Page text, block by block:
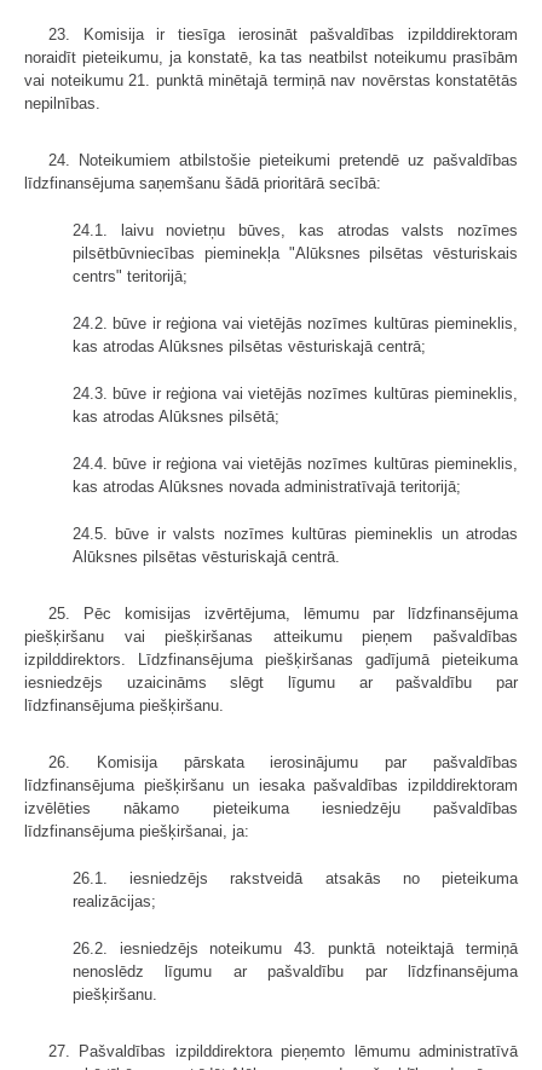
23. Komisija ir tiesīga ierosināt pašvaldības izpilddirektoram
noraidīt pieteikumu, ja konstatē, ka tas neatbilst noteikumu prasībām
vai noteikumu 21. punktā minētajā termiņā nav novērstas konstatētās
nepilnības.
24. Noteikumiem atbilstošie pieteikumi pretendē uz pašvaldības
līdzfinansējuma saņemšanu šādā prioritārā secībā:
24.1. laivu novietņu būves, kas atrodas valsts nozīmes
pilsētbūvniecības pieminekļa "Alūksnes pilsētas vēsturiskais
centrs" teritorijā;
24.2. būve ir reģiona vai vietējās nozīmes kultūras piemineklis,
kas atrodas Alūksnes pilsētas vēsturiskajā centrā;
24.3. būve ir reģiona vai vietējās nozīmes kultūras piemineklis,
kas atrodas Alūksnes pilsētā;
24.4. būve ir reģiona vai vietējās nozīmes kultūras piemineklis,
kas atrodas Alūksnes novada administratīvajā teritorijā;
24.5. būve ir valsts nozīmes kultūras piemineklis un atrodas
Alūksnes pilsētas vēsturiskajā centrā.
25. Pēc komisijas izvērtējuma, lēmumu par līdzfinansējuma
piešķiršanu vai piešķiršanas atteikumu pieņem pašvaldības
izpilddirektors. Līdzfinansējuma piešķiršanas gadījumā pieteikuma
iesniedzējs uzaicināms slēgt līgumu ar pašvaldību par
līdzfinansējuma piešķiršanu.
26. Komisija pārskata ierosinājumu par pašvaldības
līdzfinansējuma piešķiršanu un iesaka pašvaldības izpilddirektoram
izvēlēties nākamo pieteikuma iesniedzēju pašvaldības
līdzfinansējuma piešķiršanai, ja:
26.1. iesniedzējs rakstveidā atsakās no pieteikuma
realizācijas;
26.2. iesniedzējs noteikumu 43. punktā noteiktajā termiņā
nenoslēdz līgumu ar pašvaldību par līdzfinansējuma
piešķiršanu.
27. Pašvaldības izpilddirektora pieņemto lēmumu administratīvā